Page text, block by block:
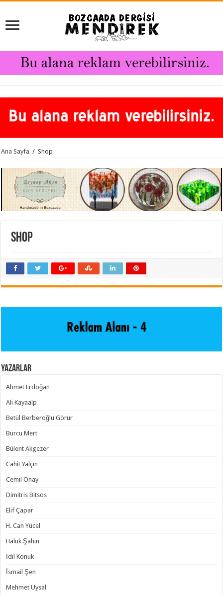
Ana Sayfa / Shop
Shop
Yazarlar
Ahmet Erdoğan
Ali Kayaalp
Betül Berberoğlu Görür
Burcu Mert
Bülent Akgezer
Cahit Yalçın
Cemil Onay
Dimitris Bitsos
Elif Çapar
H. Can Yücel
Haluk Şahin
İdil Konuk
İsmail Şen
Mehmet Uysal